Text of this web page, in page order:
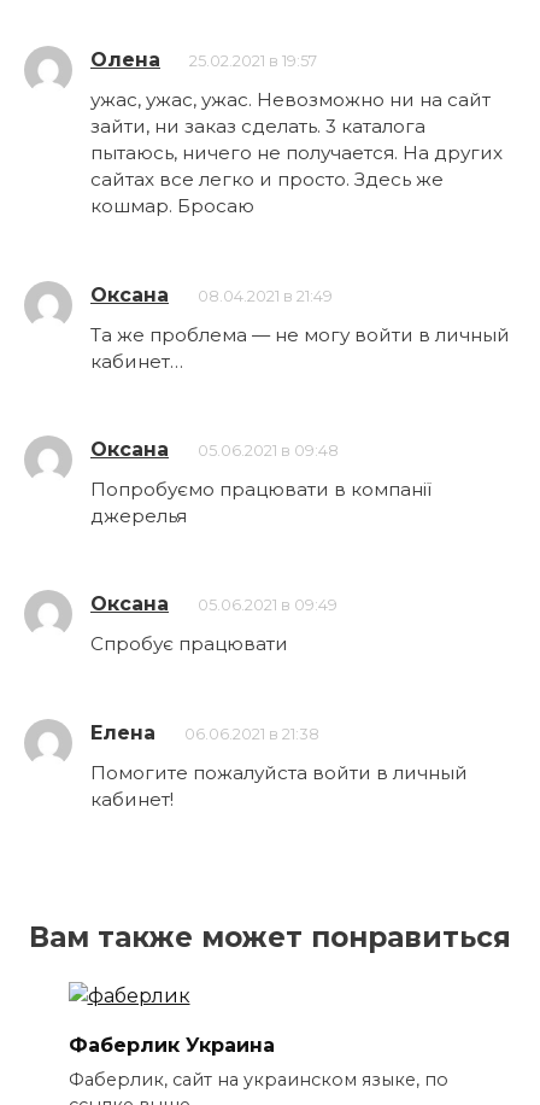
Олена 25.02.2021 в 19:57
ужас, ужас, ужас. Невозможно ни на сайт
зайти, ни заказ сделать. 3 каталога
пытаюсь, ничего не получается. На других
сайтах все легко и просто. Здесь же
кошмар. Бросаю
Оксана 08.04.2021 в 21:49
Та же проблема — не могу войти в личный
кабинет…
Оксана 05.06.2021 в 09:48
Попробуємо працювати в компанії
джерелья
Оксана 05.06.2021 в 09:49
Спробує працювати
Елена 06.06.2021 в 21:38
Помогите пожалуйста войти в личный
кабинет!
Вам также может понравиться
Фаберлик Украина
Фаберлик, сайт на украинском языке, по